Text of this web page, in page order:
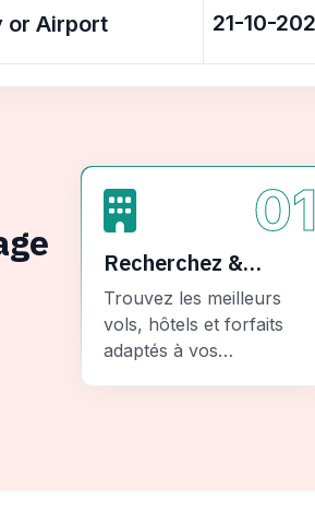
01
Recherchez &
Comparez
Trouvez les meilleurs
vols, hôtels et forfaits
adaptés à vos